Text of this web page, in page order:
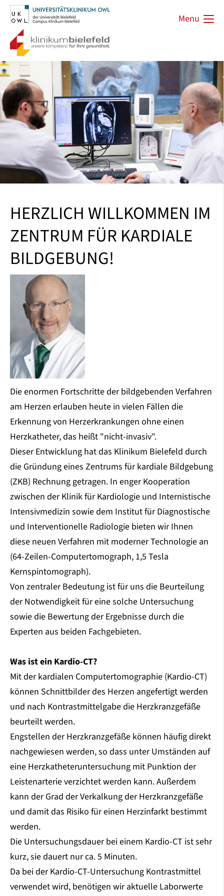
Menu
HERZLICH WILLKOMMEN IM
ZENTRUM FÜR KARDIALE
BILDGEBUNG!
Die enormen Fortschritte der bildgebenden Verfahren
am Herzen erlauben heute in vielen Fällen die
Erkennung von Herzerkrankungen ohne einen
Herzkatheter, das heißt "nicht-invasiv".
Dieser Entwicklung hat das Klinikum Bielefeld durch
die Gründung eines Zentrums für kardiale Bildgebung
(ZKB) Rechnung getragen. In enger Kooperation
zwischen der Klinik für Kardiologie und Internistische
Intensivmedizin sowie dem Institut für Diagnostische
und Interventionelle Radiologie bieten wir Ihnen
diese neuen Verfahren mit moderner Technologie an
(64-Zeilen-Computertomograph, 1,5 Tesla
Kernspintomograph).
Von zentraler Bedeutung ist für uns die Beurteilung
der Notwendigkeit für eine solche Untersuchung
sowie die Bewertung der Ergebnisse durch die
Experten aus beiden Fachgebieten.
Was ist ein Kardio-CT?
Mit der kardialen Computertomographie (Kardio-CT)
können Schnittbilder des Herzen angefertigt werden
und nach Kontrastmittelgabe die Herzkranzgefäße
beurteilt werden.
Engstellen der Herzkranzgefäße können häufig direkt
nachgewiesen werden, so dass unter Umständen auf
eine Herzkatheteruntersuchung mit Punktion der
Leistenarterie verzichtet werden kann. Außerdem
kann der Grad der Verkalkung der Herzkranzgefäße
und damit das Risiko für einen Herzinfarkt bestimmt
werden.
Die Untersuchungsdauer bei einem Kardio-CT ist sehr
kurz, sie dauert nur ca. 5 Minuten.
Da bei der Kardio-CT-Untersuchung Kontrastmittel
verwendet wird, benötigen wir aktuelle Laborwerte